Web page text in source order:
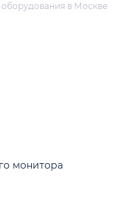
оборудования в Москве
монитора